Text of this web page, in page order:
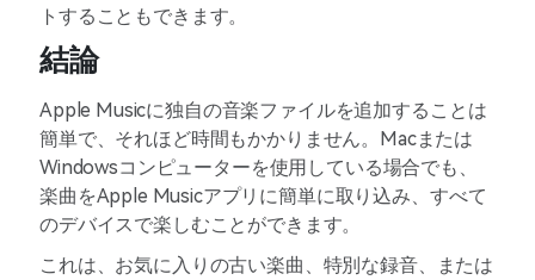
トすることもできます。
結論
Apple Musicに独自の音楽ファイルを追加することは
簡単で、それほど時間もかかりません。Macまたは
Windowsコンピューターを使用している場合でも、
楽曲をApple Musicアプリに簡単に取り込み、すべて
のデバイスで楽しむことができます。
これは、お気に入りの古い楽曲、特別な録音、または